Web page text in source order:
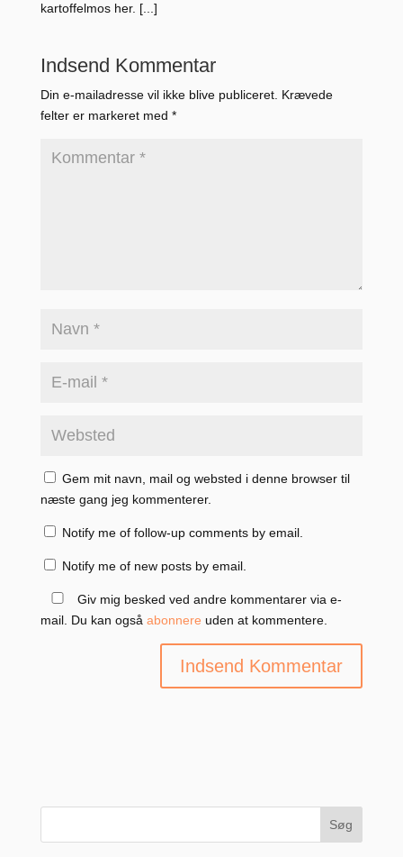
kartoffelmos her. [...]
Indsend Kommentar
Din e-mailadresse vil ikke blive publiceret. Krævede
felter er markeret med *
Gem mit navn, mail og websted i denne browser til
næste gang jeg kommenterer.
Notify me of follow-up comments by email.
Notify me of new posts by email.
Giv mig besked ved andre kommentarer via e-
mail. Du kan også abonnere uden at kommentere.